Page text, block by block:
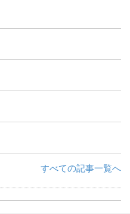
すべての記事一覧へ